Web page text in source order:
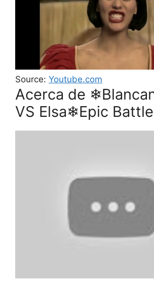
Source: Youtube.com
Acerca de
VS Elsa❄Epic